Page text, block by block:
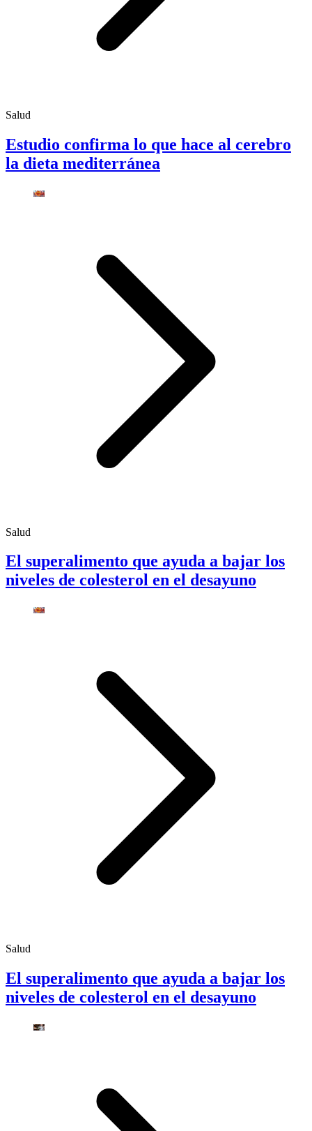
Salud
Estudio confirma lo que hace al cerebro
la dieta mediterránea
Salud
El superalimento que ayuda a bajar los
niveles de colesterol en el desayuno
Salud
El superalimento que ayuda a bajar los
niveles de colesterol en el desayuno